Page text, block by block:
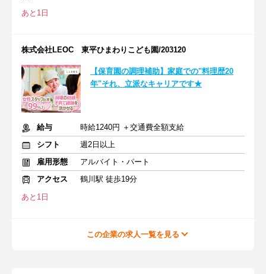
あと1日
株式会社LEOC 東平ひまわりこども園/203120
【保育園の調理補助】家庭での"料理歴20
年"それ、立派なキャリアです★
給与
時給1240円 ＋交通費全額支給
シフト
週2日以上
雇用形態
アルバイト・パート
アクセス
鶴川駅 徒歩19分
あと1日
この企業の求人一覧を見る